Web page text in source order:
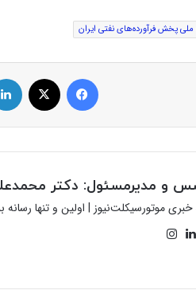
پخش فرآورده‌های نفتی ایران
فیس بوک
و مدیرمسئول: دکتر
خبری موتورسیکلت‌نیوز | اولین و تنها
وبسایتلینکدین